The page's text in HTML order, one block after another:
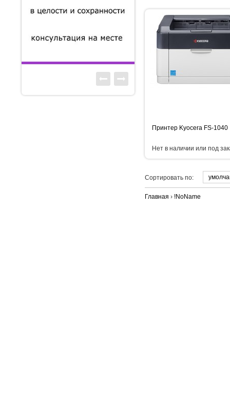
Принтер Kyocera FS-1040
Нет в наличии или под
Сортировать по:
Главная › !NoName